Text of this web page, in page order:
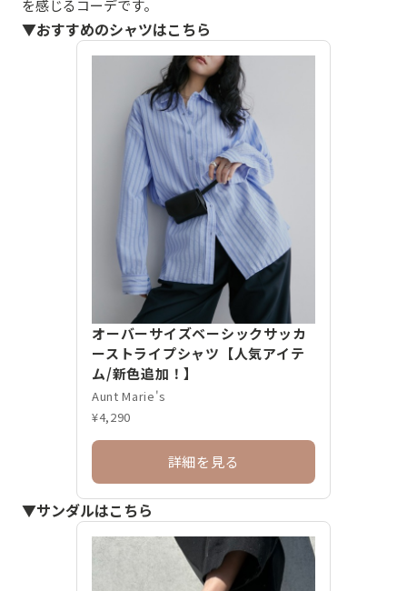
を感じるコーデです。
▼おすすめのシャツはこちら
オーバーサイズベーシックサッカ
ーストライプシャツ【人気アイテ
ム/新色追加！】
Aunt Marie's
¥4,290
詳細を見る
▼サンダルはこちら